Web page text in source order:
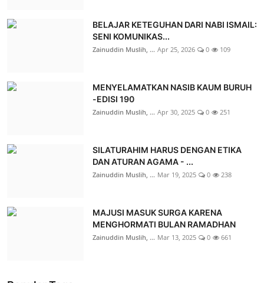
BELAJAR KETEGUHAN DARI NABI ISMAIL:
SENI KOMUNIKAS...
Zainuddin Muslih, ... Apr 25, 2026 0 109
MENYELAMATKAN NASIB KAUM BURUH
-EDISI 190
Zainuddin Muslih, ... Apr 30, 2025 0 251
SILATURAHIM HARUS DENGAN ETIKA
DAN ATURAN AGAMA - ...
Zainuddin Muslih, ... Mar 19, 2025 0 238
MAJUSI MASUK SURGA KARENA
MENGHORMATI BULAN RAMADHAN
Zainuddin Muslih, ... Mar 13, 2025 0 661